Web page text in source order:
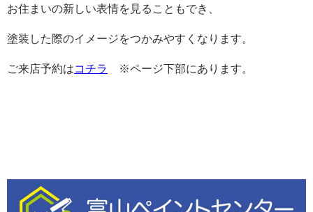
お住まいの新しい表情を見ることもでき、
塗装した際のイメージをつかみやすくなります。
ご来店予約はコチラ ※ページ下部にあります。